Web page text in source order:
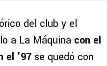
del club y el
a La Máquina con el
el ’97 se quedó con